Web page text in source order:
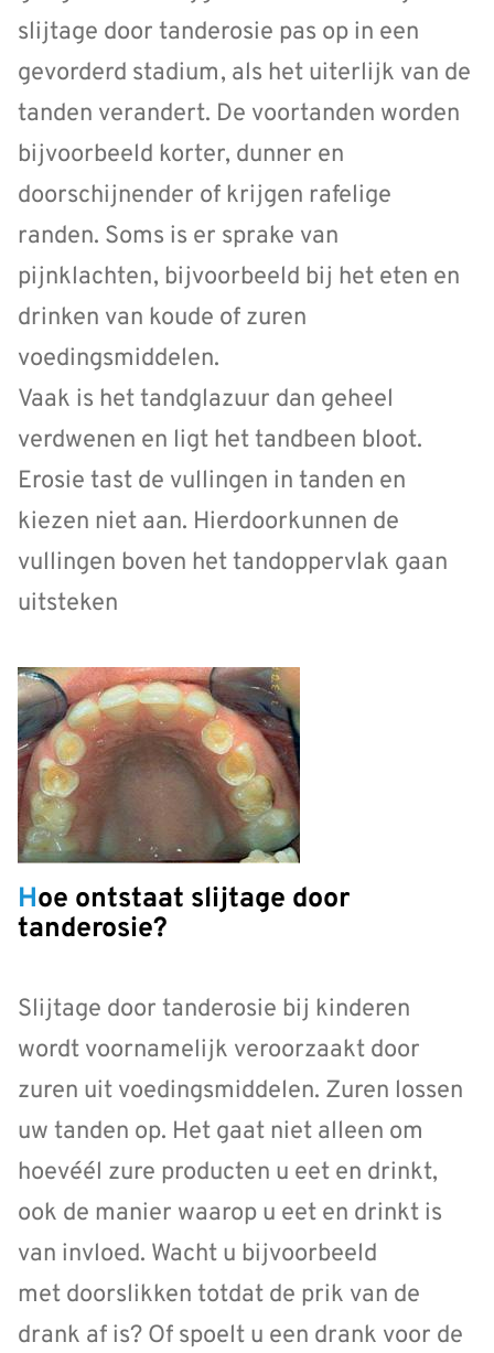
slijtage door tanderosie pas op in een
gevorderd stadium, als het uiterlijk van de
tanden verandert. De voortanden worden
bijvoorbeeld korter, dunner en
doorschijnender of krijgen rafelige
randen. Soms is er sprake van
pijnklachten, bijvoorbeeld bij het eten en
drinken van koude of zuren
voedingsmiddelen.
Vaak is het tandglazuur dan geheel
verdwenen en ligt het tandbeen bloot.
Erosie tast de vullingen in tanden en
kiezen niet aan. Hierdoorkunnen de
vullingen boven het tandoppervlak gaan
uitsteken
Hoe ontstaat slijtage door
tanderosie?
Slijtage door tanderosie bij kinderen
wordt voornamelijk veroorzaakt door
zuren uit voedingsmiddelen. Zuren lossen
uw tanden op. Het gaat niet alleen om
hoevéél zure producten u eet en drinkt,
ook de manier waarop u eet en drinkt is
van invloed. Wacht u bijvoorbeeld
met doorslikken totdat de prik van de
drank af is? Of spoelt u een drank voor de